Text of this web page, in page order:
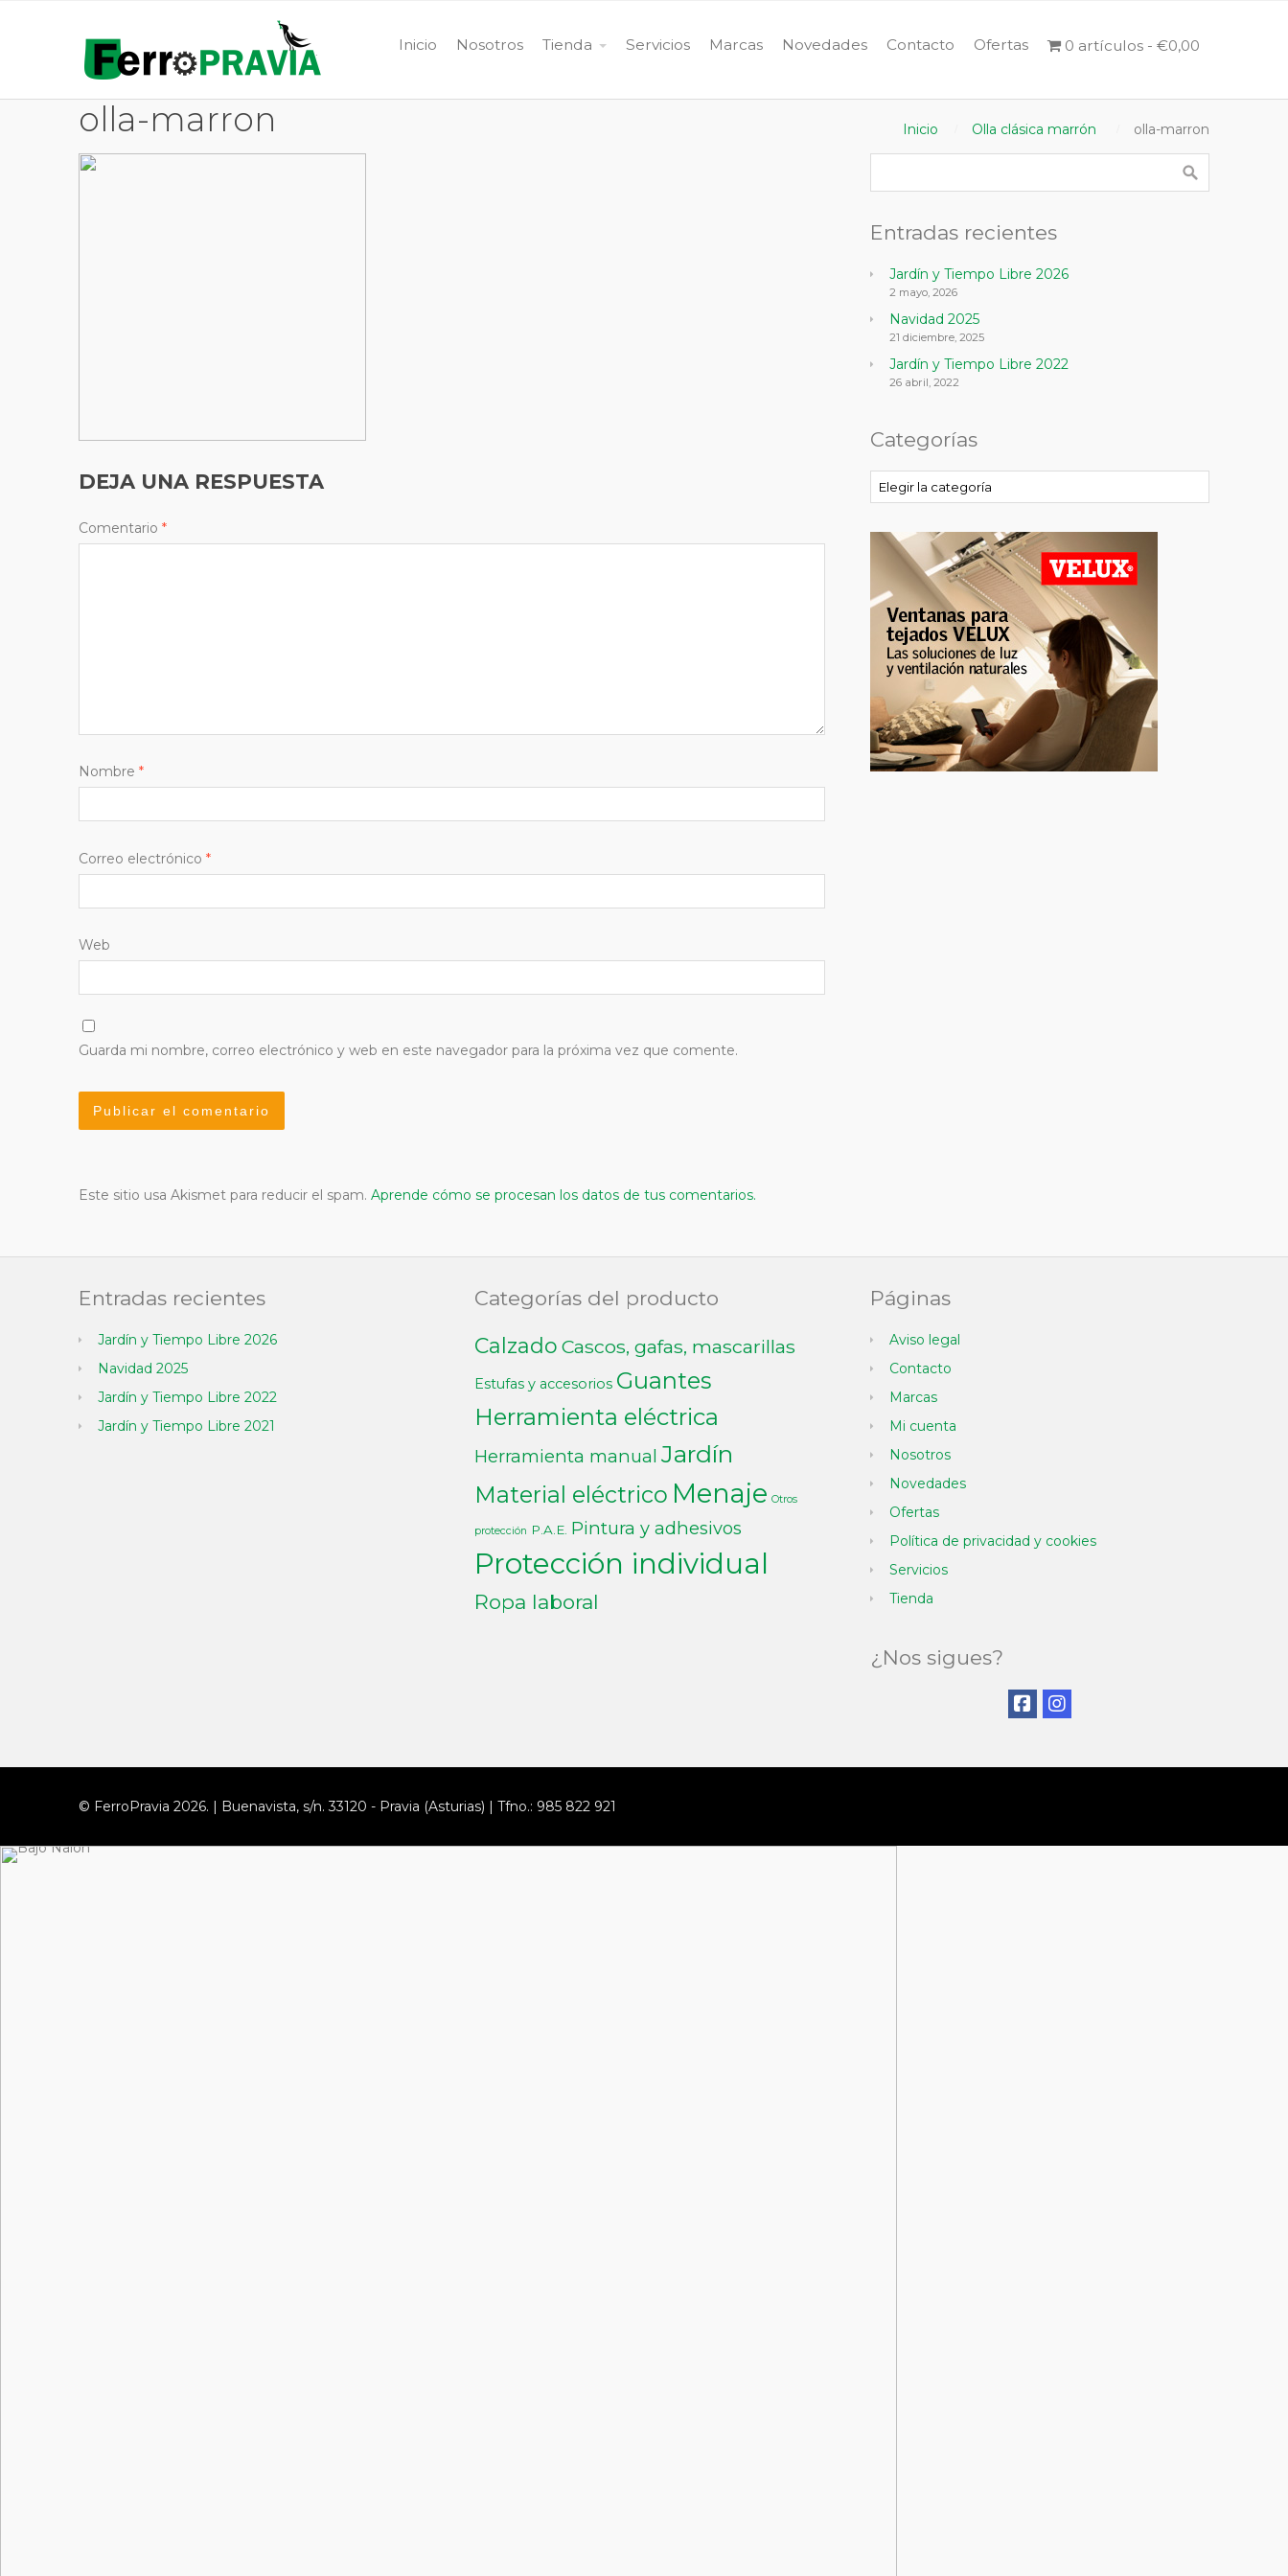
Inicio Nosotros Tienda Servicios Marcas Novedades Contacto Ofertas 0 artículos €0,00
olla-marron Inicio Olla clásica marrón olla-marron
DEJA UNA RESPUESTA
Comentario *
Nombre *
Correo electrónico *
Web
Guarda mi nombre, correo electrónico y web en este navegador para la próxima vez que comente.
Este sitio usa Akismet para reducir el spam. Aprende cómo se procesan los datos de tus comentarios.
Entradas recientes
Jardín y Tiempo Libre 2026
2 mayo, 2026
Navidad 2025
21 diciembre, 2025
Jardín y Tiempo Libre 2022
26 abril, 2022
Categorías
Categorías
Entradas recientes
Jardín y Tiempo Libre 2026
Navidad 2025
Jardín y Tiempo Libre 2022
Jardín y Tiempo Libre 2021
Categorías del producto
Calzado Cascos, gafas, mascarillas
Estufas y accesorios Guantes
Herramienta eléctrica
Herramienta manual Jardín
Material eléctrico Menaje Otros
protección P.A.E. Pintura y adhesivos
Protección individual
Ropa laboral
Páginas
Aviso legal
Contacto
Marcas
Mi cuenta
Nosotros
Novedades
Ofertas
Política de privacidad y cookies
Servicios
Tienda
¿Nos sigues?
© FerroPravia 2026. | Buenavista, s/n. 33120 - Pravia (Asturias) | Tfno.: 985 822 921